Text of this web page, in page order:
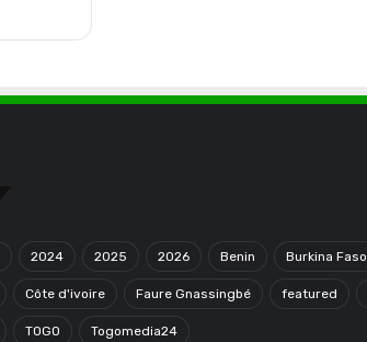
2024 2025 2026 Benin Burkina Faso
Côte d'ivoire Faure Gnassingbé featured
TOGO Togomedia24